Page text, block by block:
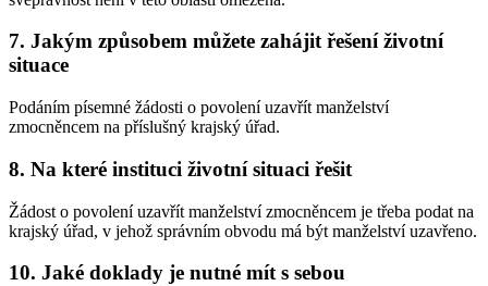
7. Jakým způsobem můžete zahájit řešení životní
situace
Podáním písemné žádosti o povolení uzavřít manželství
zmocněncem na příslušný krajský úřad.
8. Na které instituci životní situaci řešit
Žádost o povolení uzavřít manželství zmocněncem je třeba podat na
krajský úřad, v jehož správním obvodu má být manželství uzavřeno.
10. Jaké doklady je nutné mít s sebou